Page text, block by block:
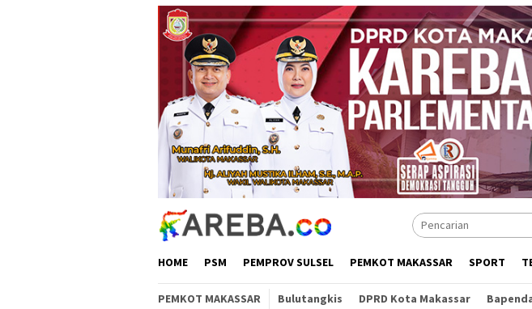
HOME PSM PEMPROV SULSEL PEMKOT MAKASSAR SPORT
PEMKOT MAKASSAR Bulutangkis DPRD Kota Makassar